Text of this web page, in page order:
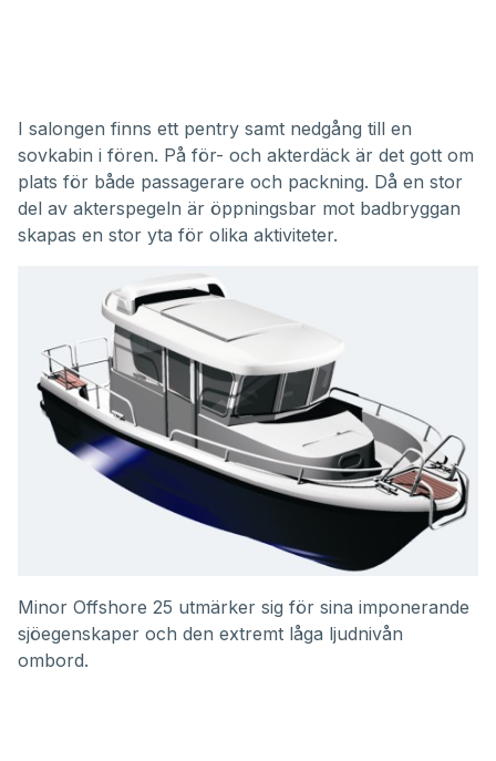
I salongen finns ett pentry samt nedgång till en
sovkabin i fören. På för- och akterdäck är det gott om
plats för både passagerare och packning. Då en stor
del av akterspegeln är öppningsbar mot badbryggan
skapas en stor yta för olika aktiviteter.
Minor Offshore 25 utmärker sig för sina imponerande
sjöegenskaper och den extremt låga ljudnivån
ombord.